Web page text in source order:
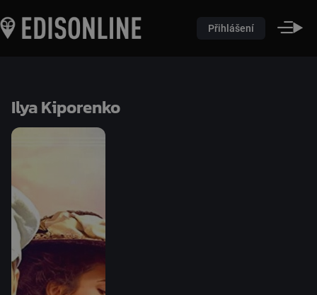
Přihlášení
Ilya Kiporenko